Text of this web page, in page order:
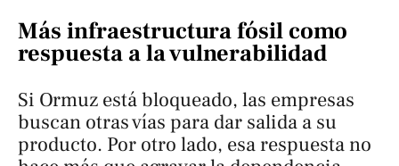
Más infraestructura fósil como
respuesta a la vulnerabilidad
Si Ormuz está bloqueado, las empresas
buscan otras vías para dar salida a su
producto. Por otro lado, esa respuesta no